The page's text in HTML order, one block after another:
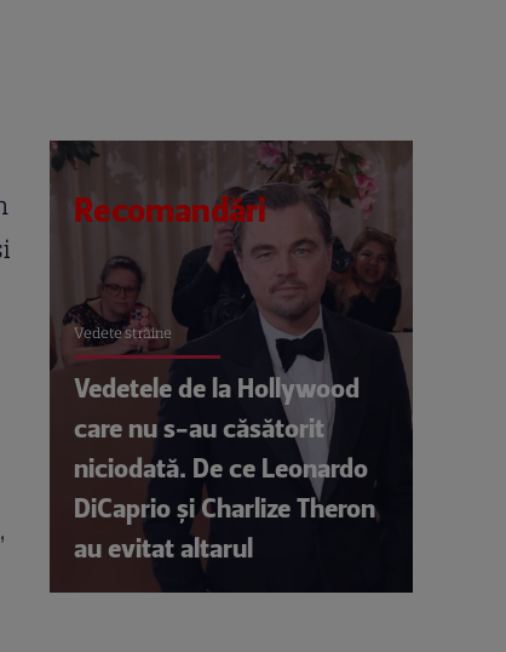
Recomandări
Vedete străine
Vedetele de la Hollywood
care nu s-au căsătorit
niciodată. De ce Leonardo
DiCaprio și Charlize Theron
au evitat altarul